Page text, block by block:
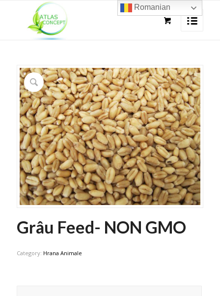
Grâu Feed- NON GMO
Category: Hrana Animale
Romanian